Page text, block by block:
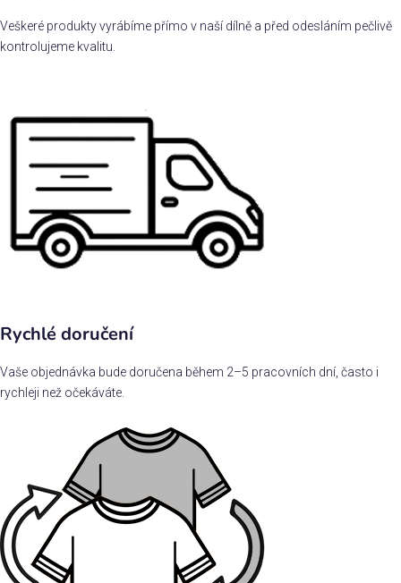
Veškeré produkty vyrábíme přímo v naší dílně a před odesláním pečlivě
kontrolujeme kvalitu.
Rychlé doručení
Vaše objednávka bude doručena během 2–5 pracovních dní, často i
rychleji než očekáváte.